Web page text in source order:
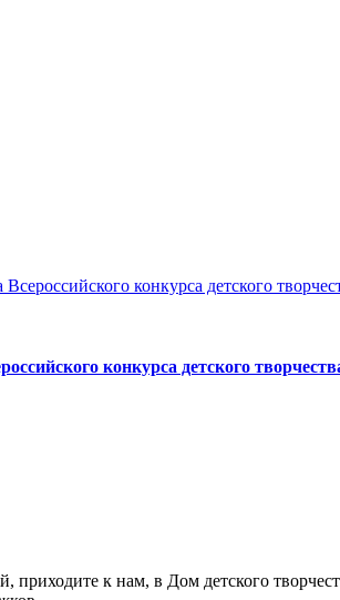
конкурса детского
приходите к нам, в Дом детского